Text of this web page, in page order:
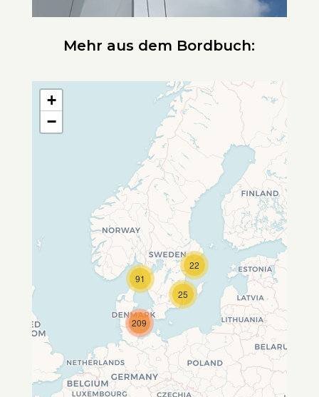
Mehr aus dem Bordbuch:
Travelers' Map wird geladen …
Wenn du dies siehst, nachdem
deine Seite vollständig geladen
wurde, fehlen leafletJS-Dateien.
22
25
209
91
+
−